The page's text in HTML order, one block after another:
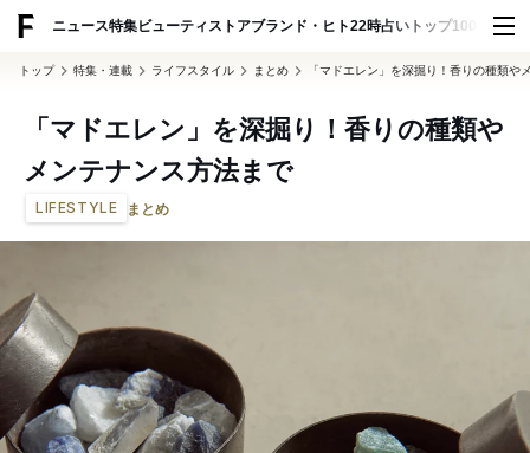
ニュース特集ビューティ ストアブランド・ヒト22時占い トップ100 スナッ
トップ 特集・連載 ライフスタイル まとめ 「マドエレン」を深掘り！香りの種類や
「マドエレン」を深掘り！香りの種類や
メンテナンス方法まで
LIFESTYLE まとめ